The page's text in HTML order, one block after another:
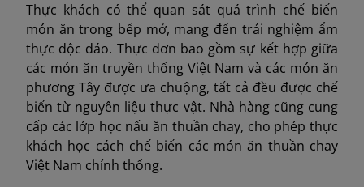
Thực khách có thể quan sát quá trình chế biến
món ăn trong bếp mở, mang đến trải nghiệm ẩm
thực độc đáo. Thực đơn bao gồm sự kết hợp giữa
các món ăn truyền thống Việt Nam và các món ăn
phương Tây được ưa chuộng, tất cả đều được chế
biến từ nguyên liệu thực vật. Nhà hàng cũng cung
cấp các lớp học nấu ăn thuần chay, cho phép thực
khách học cách chế biến các món ăn thuần chay
Việt Nam chính thống.